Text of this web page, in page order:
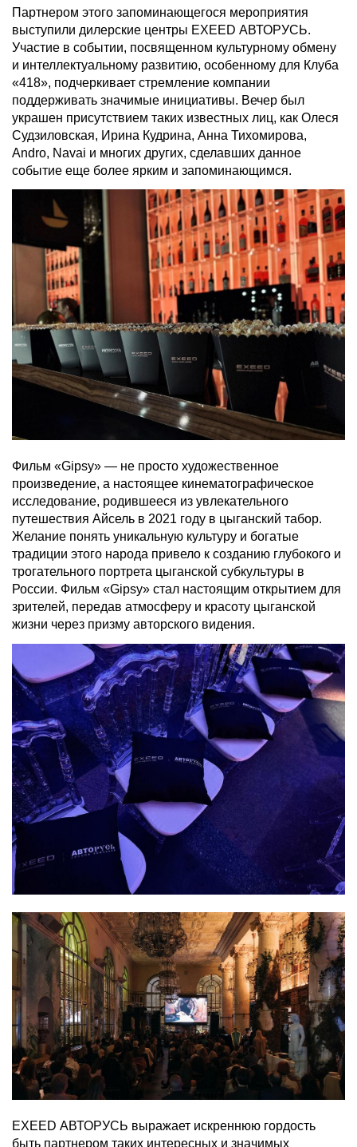
Партнером этого запоминающегося мероприятия
выступили дилерские центры EXEED АВТОРУСЬ.
Участие в событии, посвященном культурному обмену
и интеллектуальному развитию, особенному для Клуба
«418», подчеркивает стремление компании
поддерживать значимые инициативы. Вечер был
украшен присутствием таких известных лиц, как Олеся
Судзиловская, Ирина Кудрина, Анна Тихомирова,
Andro, Navai и многих других, сделавших данное
событие еще более ярким и запоминающимся.
Фильм «Gipsy» — не просто художественное
произведение, а настоящее кинематографическое
исследование, родившееся из увлекательного
путешествия Айсель в 2021 году в цыганский табор.
Желание понять уникальную культуру и богатые
традиции этого народа привело к созданию глубокого и
трогательного портрета цыганской субкультуры в
России. Фильм «Gipsy» стал настоящим открытием для
зрителей, передав атмосферу и красоту цыганской
жизни через призму авторского видения.
EXEED АВТОРУСЬ выражает искреннюю гордость
быть партнером таких интересных и значимых